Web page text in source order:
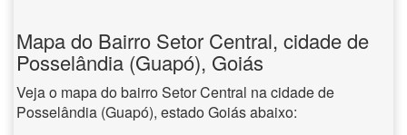
Mapa do Bairro Setor Central, cidade de
Posselândia (Guapó), Goiás
Veja o mapa do bairro Setor Central na cidade de
Posselândia (Guapó), estado Goiás abaixo: